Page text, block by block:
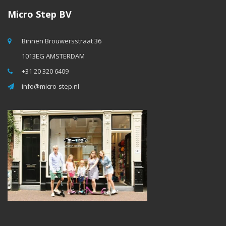
Micro Step BV
Binnen Brouwersstraat 36
1013EG AMSTERDAM
+31 20 320 6409
info@micro-step.nl